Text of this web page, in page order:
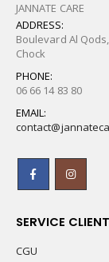
JANNATE CARE
ADDRESS:
Boulevard Al
Chock
PHONE:
06 66 14 83 80
EMAIL:
SERVICE CLIENT
CGU